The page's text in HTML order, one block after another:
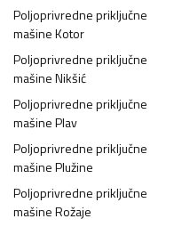
Poljoprivredne priključne
mašineKotor
Poljoprivredne priključne
mašineNikšić
Poljoprivredne priključne
mašinePlav
Poljoprivredne priključne
mašinePlužine
Poljoprivredne priključne
mašineRožaje